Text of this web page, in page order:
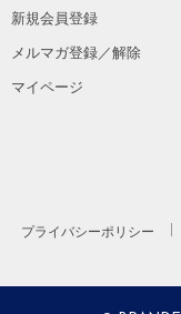
新規会員登録
メルマガ登録／解除
マイページ
プライバシーポリシー